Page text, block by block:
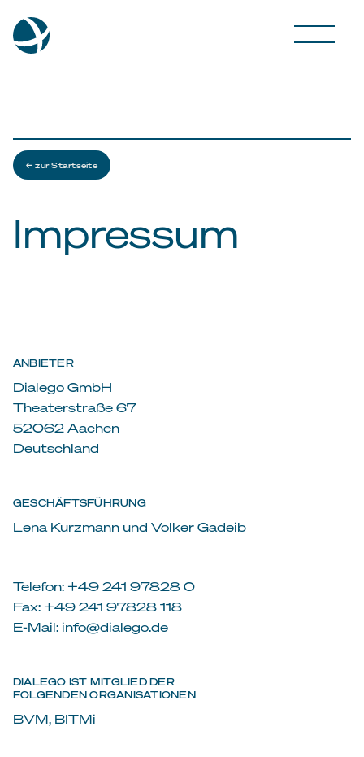
← zur Startseite
Impressum
ANBIETER
Dialego GmbH
Theaterstraße 67
52062 Aachen
Deutschland
GESCHÄFTSFÜHRUNG
Lena Kurzmann und Volker Gadeib
Telefon: +49 241 97828 0
Fax: +49 241 97828 118
E-Mail: info@dialego.de
DIALEGO IST MITGLIED DER
FOLGENDEN ORGANISATIONEN
BVM, BITMi